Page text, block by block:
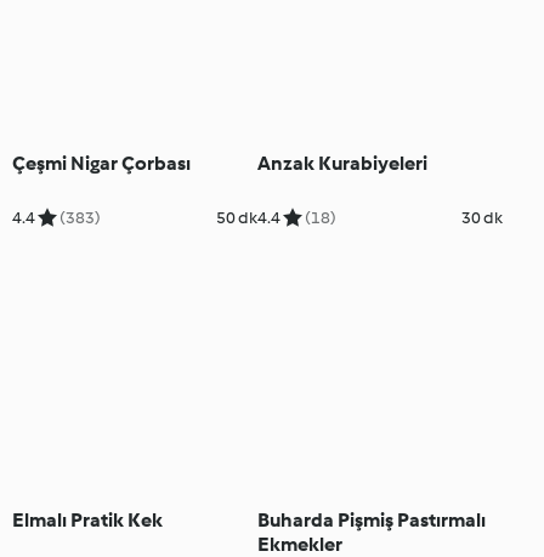
Çeşmi Nigar Çorbası
4.4 (383) 50 dk
Anzak Kurabiyeleri
4.4 (18) 30 dk
Elmalı Pratik Kek
Buharda Pişmiş Pastırmalı
Ekmekler